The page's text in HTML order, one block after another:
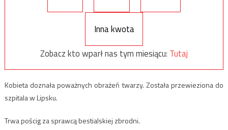
Inna kwota
Zobacz kto wparł nas tym miesiącu: Tutaj
Kobieta doznała poważnych obrażeń twarzy. Została przewieziona do
szpitala w Lipsku.
Trwa pościg za sprawcą bestialskiej zbrodni.